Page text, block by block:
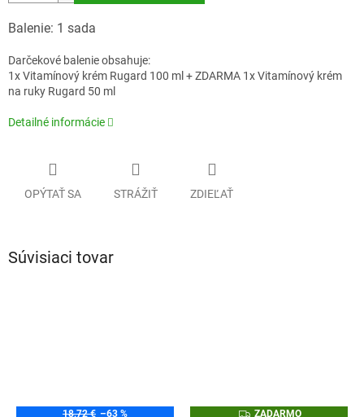
Balenie: 1 sada
Darčekové balenie obsahuje:
1x Vitamínový krém Rugard 100 ml + ZDARMA 1x Vitamínový krém
na ruky Rugard 50 ml
Detailné informácie
OPÝTAŤ SA STRÁŽIŤ ZDIEĽAŤ
Súvisiaci tovar
18,72 € –63 %
ZZADARMO